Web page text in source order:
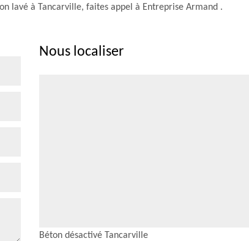
lavé à Tancarville, faites appel à Entreprise Armand .
Nous localiser
Béton désactivé Tancarville